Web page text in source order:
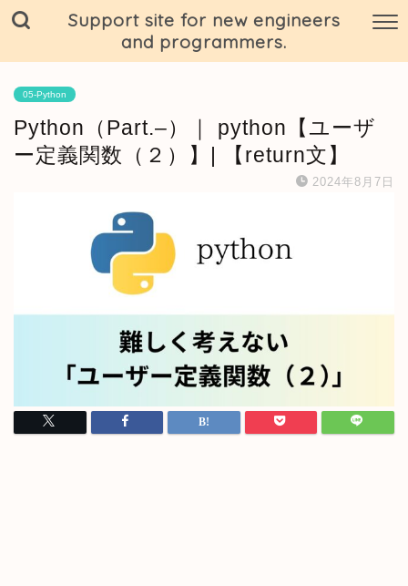
Support site for new engineers
and programmers.
05-Python
Python（Part.–）｜ python【ユーザ
ー定義関数（２）】| 【return文】
2024年8月7日